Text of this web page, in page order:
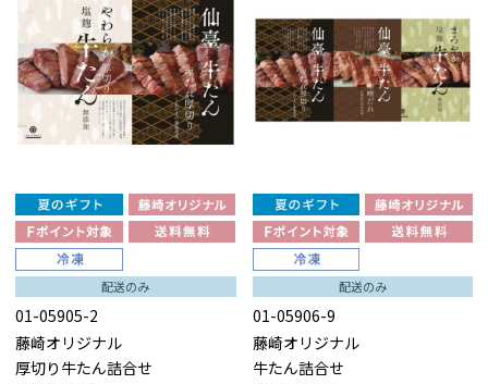
配送のみ
01-05905-2
藤崎オリジナル
厚切り牛たん詰合せ
配送のみ
01-05906-9
藤崎オリジナル
牛たん詰合せ